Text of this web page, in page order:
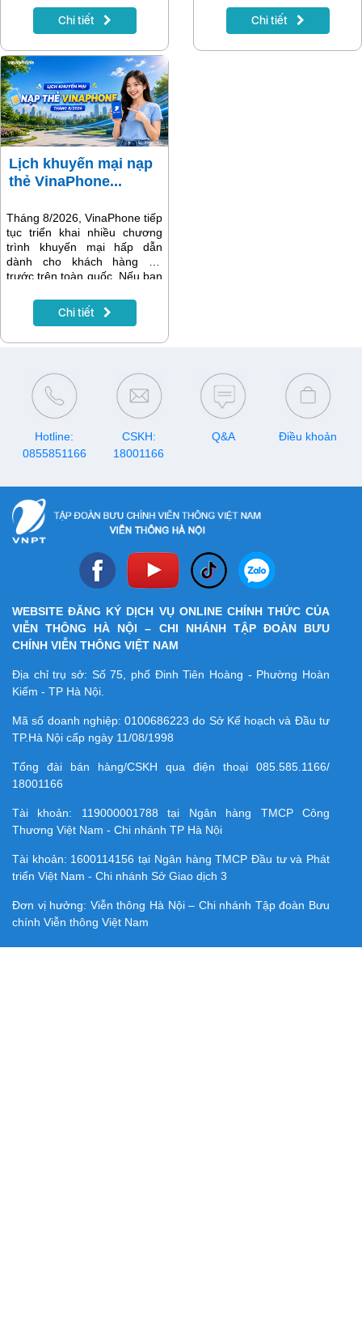
vô địch bóng đá Đông Nam Á
ASEAN Hyundai Cup 2026
được người hâm mộ bóng đá
Việt Nam mong chờ nhất
trong năm. Bên cạnh đó là
nhiều giải đấu quốc tế hấp
dẫn, gameshow đình đám và
các bộ phim phát song song
với nước ngoài, giúp MyTV
tiếp tục khẳng định vị thế là
nền tảng giải trí hàng đầu
dành cho mọi gia đình.
Chi tiết
thiết bị thông minh trong gia
đình trở nên phổ biến hơn.
Chi tiết
Lịch khuyến mại nạp
thẻ VinaPhone...
Tháng 8/2026, VinaPhone tiếp
tục triển khai nhiều chương
trình khuyến mại hấp dẫn
dành cho khách hàng trả
trước trên toàn quốc. Nếu bạn
gia hạn gói cước, đăng ký
data, gọi thoại hay tích lũy tài
được nhiều ưu đãi nhất.
Chi tiết
Hotline:
0855851166
CSKH:
18001166
Q&A Điều khoản
WEBSITE ĐĂNG KÝ DỊCH VỤ ONLINE CHÍNH THỨC CỦA
VIỄN THÔNG HÀ NỘI – CHI NHÁNH TẬP ĐOÀN BƯU
CHÍNH VIỄN THÔNG VIỆT NAM
Địa chỉ trụ sở: Số 75, phố Đinh Tiên Hoàng - Phường Hoàn
Kiếm - TP Hà Nội.
Mã số doanh nghiệp:0100686223 do Sở Kế hoạch và Đầu tư
TP.Hà Nội cấp ngày 11/08/1998
Tổng đài bán hàng/CSKH qua điện thoại 085.585.1166/
18001166
Tài khoản: 119000001788 tại Ngân hàng TMCP Công
Thương Việt Nam - Chi nhánh TP Hà Nội
Tài khoản: 1600114156 tại Ngân hàng TMCP Ðầu tư và Phát
triển Việt Nam - Chi nhánh Sở Giao dịch 3
Đơn vị hưởng: Viễn thông Hà Nội – Chi nhánh Tập đoàn Bưu
chính Viễn thông Việt Nam